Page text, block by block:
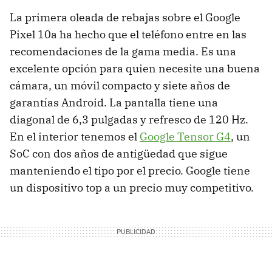
La primera oleada de rebajas sobre el Google
Pixel 10a ha hecho que el teléfono entre en las
recomendaciones de la gama media. Es una
excelente opción para quien necesite una buena
cámara, un móvil compacto y siete años de
garantías Android. La pantalla tiene una
diagonal de 6,3 pulgadas y refresco de 120 Hz.
En el interior tenemos el Google Tensor G4, un
SoC con dos años de antigüedad que sigue
manteniendo el tipo por el precio. Google tiene
un dispositivo top a un precio muy competitivo.